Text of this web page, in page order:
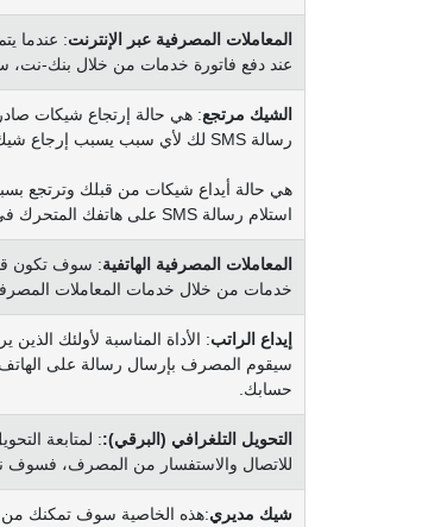
المعاملات المصرفية عبر الإنترنت: عندما
عند دفع فاتورة خدمات من خلال بنك-نت،
الشيك مرتجع: هي حالة إرتجاع شيكات
رسالة SMS لك لأي سبب يسبب إرجاع شيك صادر من قبلك بدون دفع
هي حالة أيداع شيكات من قبلك وترتجع
استلام رسالة SMS على هاتفك المتحرك في حال إيداع شيك من قبلك ويرتجع بدون دفع.
المعاملات المصرفية الهاتفية: سوف تكون
خدمات من خلال خدمات المعاملات المصرفية
إيداع الراتب: الأداة المناسبة لأولئك
سيقوم المصرف بإرسال رسالة على
حسابك.
التحويل التلغرافي (البرقي):: لمتابعة
للاتصال والاستفسار من المصرف، فسوف
شيك مديري